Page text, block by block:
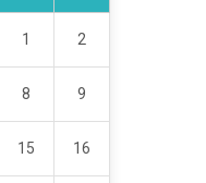
1 2
8 9
15 16